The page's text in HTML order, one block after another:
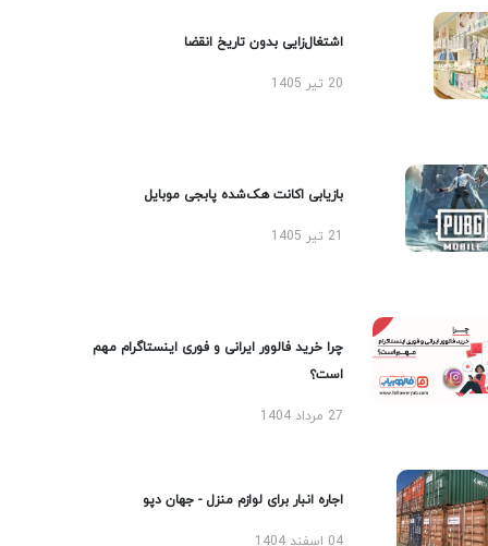
اشتغال‌زایی بدون تاریخ انقضا
20 تیر 1405
بازیابی اکانت هک‌شده پابجی موبایل
چرا خرید فالوور ایرانی و فوری اینستاگرام مهم
است؟
27 مرداد 1404
اجاره انبار برای لوازم منزل - جهان دپو
04 اسفند 1404